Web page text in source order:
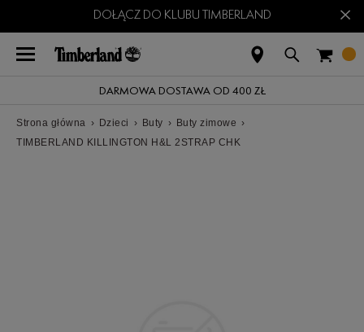
DOŁĄCZ DO KLUBU TIMBERLAND ×
DARMOWA DOSTAWA OD 400 ZŁ
Strona główna › Dzieci › Buty › Buty zimowe ›
TIMBERLAND KILLINGTON H&L 2STRAP CHK